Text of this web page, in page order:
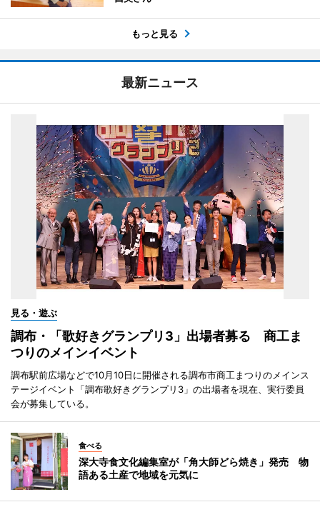
もっと見る
最新ニュース
見る・遊ぶ
調布・「歌好きグランプリ3」出場者募る 商工ま
つりのメインイベント
調布駅前広場などで10月10日に開催される調布市商工まつりのメインス
テージイベント「調布歌好きグランプリ3」の出場者を現在、実行委員
会が募集している。
食べる
深大寺食文化編集室が「角大師どら焼き」発売 物
語ある土産で地域を元気に